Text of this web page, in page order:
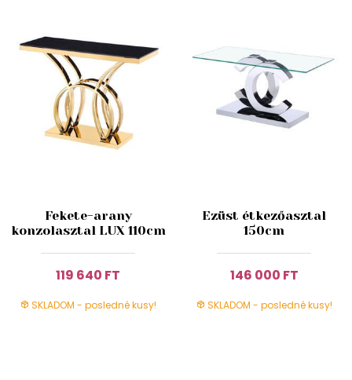
Fekete-arany
konzolasztal LUX 110cm
119 640 FT
SKLADOM - posledné kusy!
Ezüst étkezőasztal
150cm
146 000 FT
SKLADOM - posledné kusy!